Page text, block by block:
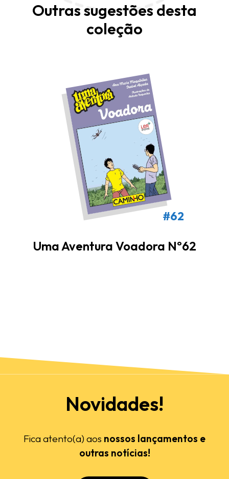
Outras sugestões desta
coleção
#62
Uma Aventura Voadora Nº62
Novidades!
Fica atento(a) aos nossos lançamentos e
outras notícias!